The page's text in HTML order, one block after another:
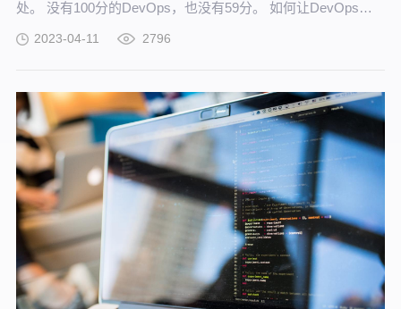
处。 没有100分的DevOps，也没有59分。 如何让DevOps不
2023-04-11 2796